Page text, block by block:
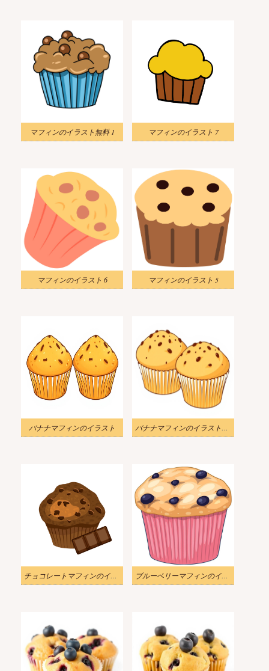
マフィンのイラスト無料 1 マフィンのイラスト 7
マフィンのイラスト 6 マフィンのイラスト 5
バナナマフィンのイラスト バナナマフィンのイラスト画像
チョコレートマフィンのイラスト ブルーベリーマフィンのイラスト